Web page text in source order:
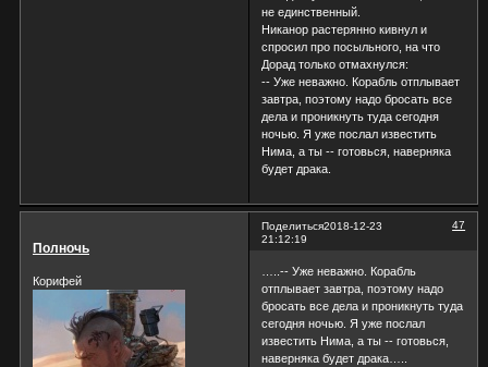
не единственный.
Никанор растерянно кивнул и
спросил про посыльного, на что
Дорад только отмахнулся:
-- Уже неважно. Корабль отплывает
завтра, поэтому надо бросать все
дела и проникнуть туда сегодня
ночью. Я уже послал известить
Нима, а ты -- готовься, наверняка
будет драка.
Поделиться 47
2018-12-23
21:12:19
Полночь
Корифей
…..-- Уже неважно. Корабль
отплывает завтра, поэтому надо
бросать все дела и проникнуть туда
сегодня ночью. Я уже послал
известить Нима, а ты -- готовься,
наверняка будет драка…..